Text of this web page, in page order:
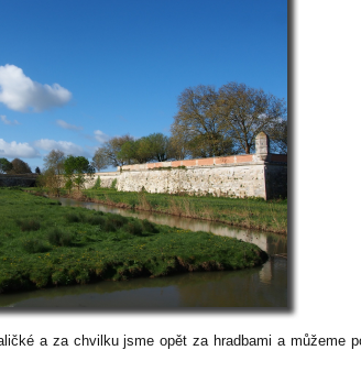
a za chvilku jsme opět za hradbami a můžeme